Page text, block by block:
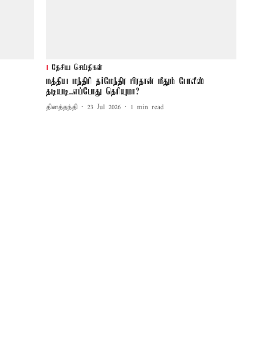
தேசிய செய்திகள்
மத்திய மந்திரி தர்மேந்திர பிரதான் மீதும் போலீஸ்
தடியடி..எப்போது தெரியுமா?
தினத்தந்தி 23 Jul 2026 1 min read